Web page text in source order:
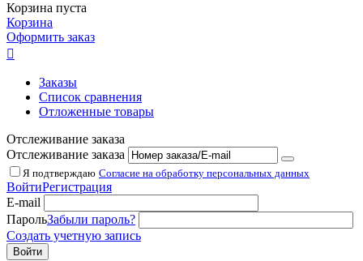
Корзина пуста
Корзина
Оформить заказ

Заказы
Список сравнения
Отложенные товары
Отслеживание заказа
Отслеживание заказа
Я подтверждаю Согласие на обработку персональных данных
ВойтиРегистрация
E-mail
ПарольЗабыли пароль?
Создать учетную запись
Войти